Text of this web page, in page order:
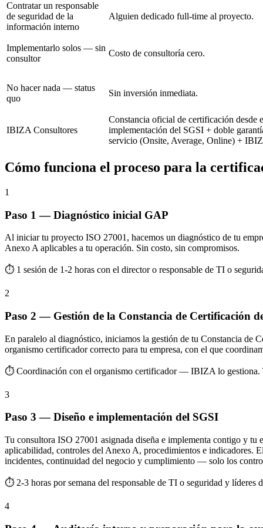
Contratar un responsable
de seguridad de la
información interno
Alguien dedicado full-time al proyecto.
Implementarlo solos — sin
consultor
Costo de consultoría cero.
No hacer nada — status
quo
Sin inversión inmediata.
IBIZA Consultores
Constancia oficial de certificación desde
implementación del SGSI + doble
servicio (Onsite, Average, Online) +
Cómo funciona el proceso para la
1
Paso 1 — Diagnóstico inicial GAP
Al iniciar tu proyecto ISO 27001, hacemos un diagnóstico de tu
Anexo A aplicables a tu operación. Sin costo, sin compromisos.
⏱ 1 sesión de 1-2 horas con el director o responsable de TI o
2
Paso 2 — Gestión de la Constancia de Certificación
En paralelo al diagnóstico, iniciamos la gestión de tu Constancia de
organismo certificador correcto para tu empresa, con el que
⏱ Coordinación con el organismo certificador — IBIZA lo gestiona.
3
Paso 3 — Diseño e implementación del SGSI
Tu consultora ISO 27001 asignada diseña e implementa contigo y
aplicabilidad, controles del Anexo A, procedimientos e indicadores.
incidentes, continuidad del negocio y cumplimiento — solo los
⏱ 2-3 horas por semana del responsable de TI o seguridad y líderes
4